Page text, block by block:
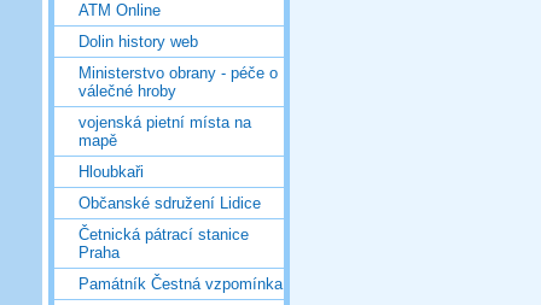
ATM Online
Dolin history web
Ministerstvo obrany - péče o
válečné hroby
vojenská pietní místa na
mapě
Hloubkaři
Občanské sdružení Lidice
Četnická pátrací stanice
Praha
Památník Čestná vzpomínka